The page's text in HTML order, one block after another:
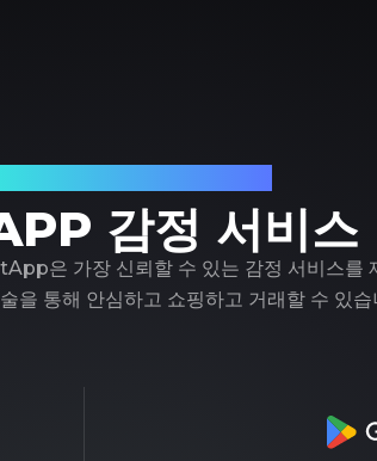
감정 서비스
은 가장 신뢰할 수 있는 감정 서비스를
을 통해 안심하고 쇼핑하고 거래할 수 있습